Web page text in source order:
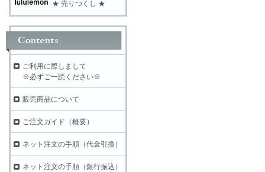
★ 売りつくし ★
ご利用に際しまして
※必ずご一読ください※
販売商品について
ご注文ガイド（概要）
ネット注文の手順（代金引換）
ネット注文の手順（銀行振込）